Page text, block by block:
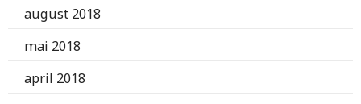
august 2018
mai 2018
april 2018